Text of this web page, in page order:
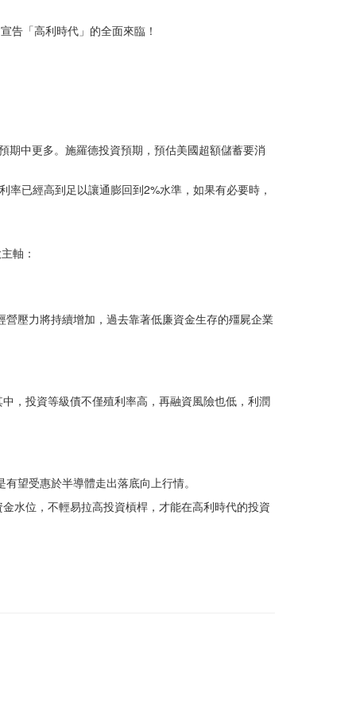
告「高利時代」的全面來臨！
期中更多。施羅德投資預期，預估美國超額儲蓄要消
已經高到足以讓通膨回到2%水準，如果有必要時，
軸：
壓力將持續增加，過去靠著低廉資金生存的殭屍企業
，投資等級債不僅殖利率高，再融資風險也低，利潤
望受惠於半導體走出落底向上行情。
水位，不輕易拉高投資槓桿，才能在高利時代的投資